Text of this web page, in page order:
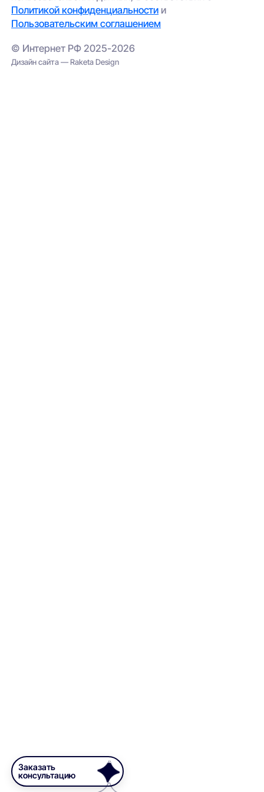
Политикой конфиденциальности и
Пользовательским соглашением
© Интернет РФ 2025-2026
Дизайн сайта — Raketa Design
Заказать
консультацию